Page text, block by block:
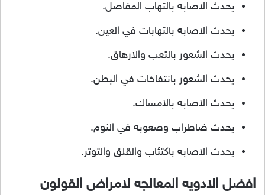
يحدث الاصابه بالتهاب المفاصل.
يحدث الاصابه بالتهابات في العين.
يحدث الشعور بالتعب والارهاق.
يحدث الشعور بانتفاخات في البطن.
يحدث الاصابه بالامساك.
يحدث ضاطراب وصعوبه في النوم.
يحدث الاصابه باكتئاب والقلق والتوتر.
افضل الادويه المعالجه لامراض القولون